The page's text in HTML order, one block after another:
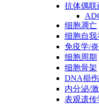
抗体偶联
细胞凋亡
细胞自我
免疫学/
细胞周期
细胞骨架
DNA损伤
内分泌/
表观遗传